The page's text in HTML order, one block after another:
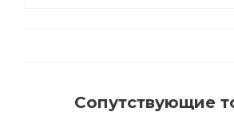
Сопутствующие